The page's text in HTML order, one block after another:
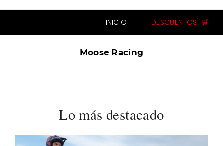
INICIO ¡DESCUENTOS! 🛒
Moose Racing
Lo más destacado